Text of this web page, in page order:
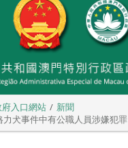
入口網站
新聞
力犬事件中有公職人員涉嫌犯罪